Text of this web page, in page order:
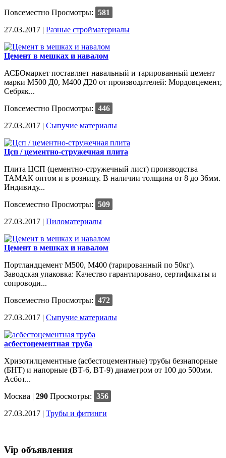
Повсеместно Просмотры: 581
27.03.2017 | Разные стройматериалы
Цемент в мешках и навалом
АСБОмаркет поставляет навальный и тарированный цемент
марки М500 Д0, М400 Д20 от производителей: Мордовцемент,
Себряк...
Повсеместно Просмотры: 446
27.03.2017 | Сыпучие материалы
Цсп / цементно-стружечная плита
Плита ЦСП (цементно-стружечный лист) производства
ТАМАК оптом и в розницу. В наличии толщина от 8 до 36мм.
Индивиду...
Повсеместно Просмотры: 509
27.03.2017 | Пиломатериалы
Цемент в мешках и навалом
Портландцемент М500, М400 (тарированный по 50кг).
Заводская упаковка: Качество гарантировано, сертификаты и
сопроводи...
Повсеместно Просмотры: 472
27.03.2017 | Сыпучие материалы
асбестоцементная труба
Хризотилцементные (асбестоцементные) трубы безнапорные
(БНТ) и напорные (ВТ-6, ВТ-9) диаметром от 100 до 500мм.
Асбот...
Москва | 290 Просмотры: 356
27.03.2017 | Трубы и фитинги
Vip объявления